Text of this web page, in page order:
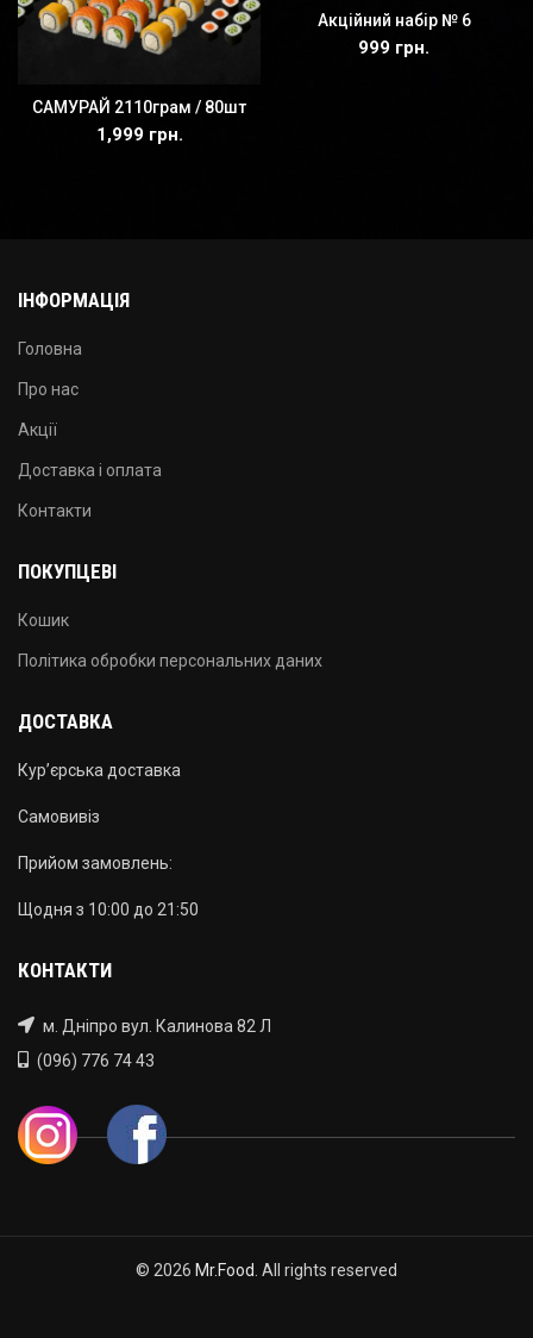
САМУРАЙ 2110грам / 80шт
1,999 грн.
Акційний набір № 6
999 грн.
ІНФОРМАЦІЯ
Головна
Про нас
Акції
Доставка і оплата
Контакти
ПОКУПЦЕВІ
Кошик
Політика обробки персональних даних
ДОСТАВКА
Кур’єрська доставка
Самовивіз
Прийом замовлень:
Щодня з 10:00 до 21:50
КОНТАКТИ
м. Дніпро вул. Калинова 82 Л
(096) 776 74 43
© 2026 Mr.Food . All rights reserved